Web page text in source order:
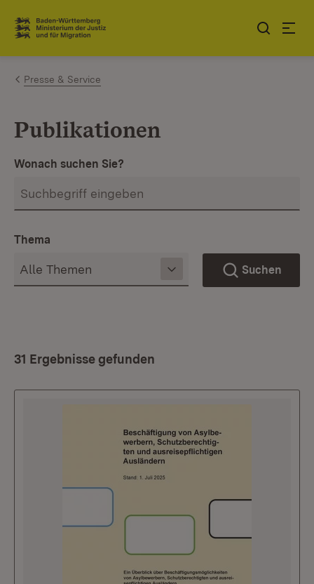
Zum Inhalt springen
Link zur Startseite
Presse & Service
Publikationen
Wonach suchen Sie?
Thema
Suchen
31 Ergebnisse gefunden